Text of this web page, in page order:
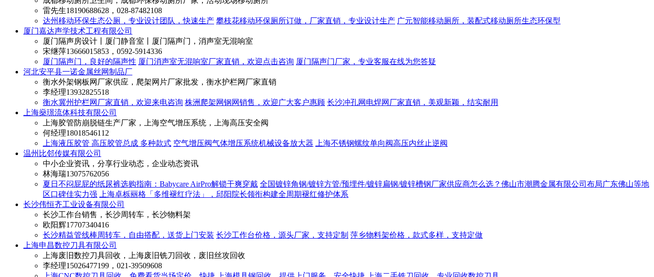
雷先生18190688628，028-87482108
达州移动环保生态公厕，专业设计团队，快速生产 攀枝花移动环保厕所订做，厂家直销，专业设计生产 广元智能移动厕所，装配式移动厕所生态环保型
厦门嘉达声学技术工程有限公司
厦门隔声房设计丨厦门静音室丨厦门隔声门，消声室无混响室
宋继萍13666015853，0592-5914336
厦门隔声门，良好的隔声性 厦门消声室无混响室厂家直销，欢迎点击咨询 厦门隔声门厂家，专业客服在线为您答疑
河北安平县一诺金属丝网制品厂
衡水外架钢板网厂家供应，爬架网片厂家批发，衡水护栏网厂家直销
李经理13932825518
衡水冀州护栏网厂家直销，欢迎来电咨询 株洲爬架网钢网销售，欢迎广大客户惠顾 长沙冲孔网电焊网厂家直销，美观新颖，结实耐用
上海燊璟流体科技有限公司
上海胶管防崩脱链生产厂家，上海空气增压系统，上海高压安全阀
何经理18018546112
上海液压胶管 高压胶管总成 多种款式 空气增压阀气体增压系统机械设备放大器 上海不锈钢螺纹单向阀高压内丝止逆阀
温州比邻传媒有限公司
中小企业资讯，分享行业动态，企业动态资讯
林海瑞13075762056
夏日不闷屁屁的纸尿裤选购指南：Babycare AirPro解锁干爽穿戴 全国镀锌角钢/镀锌方管/预埋件/镀锌扁钢/镀锌槽钢厂家供应商怎么选？佛山市潮腾金属有限公司布局广东佛山等地
区口碑佳实力强 上海卓栎丽格「多维褪红疗法」，邱阳院长领衔构建全周期褪红修护体系
长沙伟恒齐工业设备有限公司
长沙工作台销售，长沙周转车，长沙物料架
欧阳辉17707340416
长沙精益管线棒周转车，自由搭配，送货上门安装 长沙工作台价格，源头厂家，支持定制 萍乡物料架价格，款式多样，支持定做
上海申昌数控刀具有限公司
上海废旧数控刀具回收，上海废旧铣刀回收，废旧丝攻回收
李经理15026477199，021-39509608